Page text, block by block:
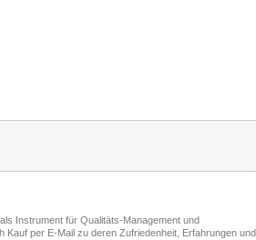
Instrument für Qualitäts-Management und
per E-Mail zu deren Zufriedenheit, Erfahrungen und